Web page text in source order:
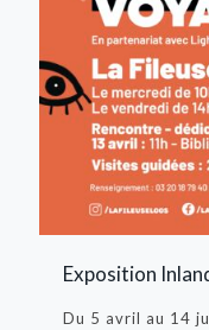
Exposition
Du 5 avril au 14